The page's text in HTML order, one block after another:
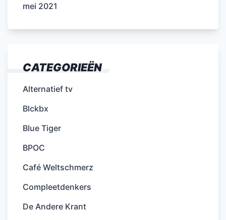
mei 2021
CATEGORIEËN
Alternatief tv
Blckbx
Blue Tiger
BPOC
Café Weltschmerz
Compleetdenkers
De Andere Krant